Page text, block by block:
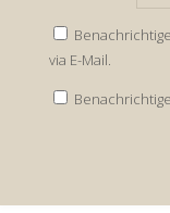
via E-Mail.